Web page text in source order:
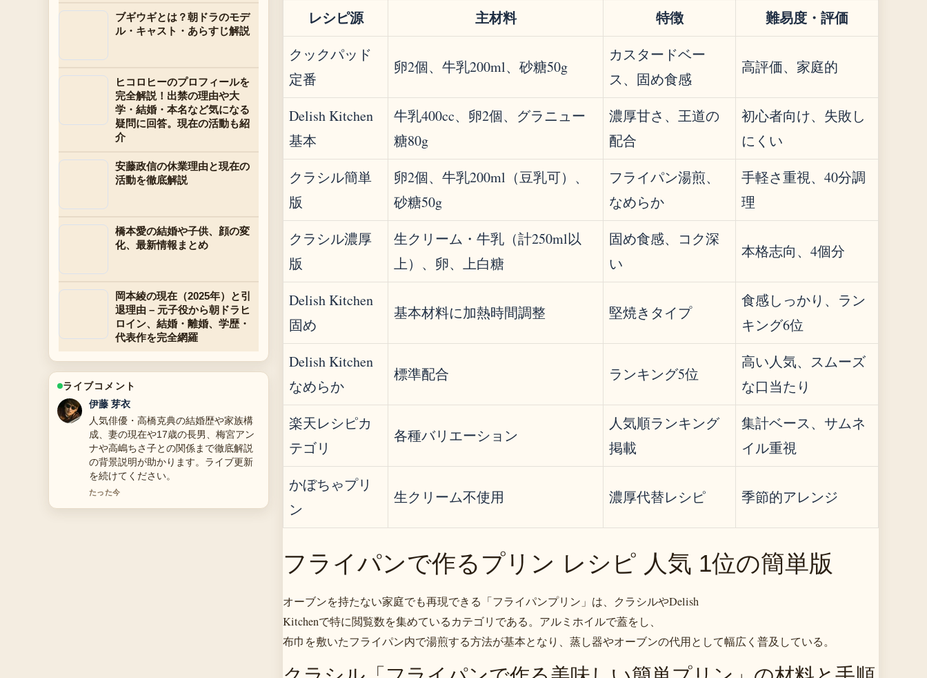
レシピ源 主材料 特徴 難易度・評価
クックパッド
定番
卵2個、牛乳200ml、砂糖50g
カスタードベー
ス、固め食感
高評価、家庭的
Delish Kitchen
基本
牛乳400cc、卵2個、グラニュー
糖80g
濃厚甘さ、王道の
配合
初心者向け、失敗し
にくい
クラシル簡単
版
卵2個、牛乳200ml（豆乳可）、
砂糖50g
フライパン湯煎、
なめらか
手軽さ重視、40分調
理
クラシル濃厚
版
生クリーム・牛乳（計250ml以
上）、卵、上白糖
固め食感、コク深
い
本格志向、4個分
Delish Kitchen
固め
基本材料に加熱時間調整 堅焼きタイプ
食感しっかり、ラン
キング6位
Delish Kitchen
なめらか
標準配合 ランキング5位
高い人気、スムーズ
な口当たり
楽天レシピカ
テゴリ
各種バリエーション
人気順ランキング
掲載
集計ベース、サムネ
イル重視
かぼちゃプリ
ン
生クリーム不使用 濃厚代替レシピ 季節的アレンジ
フライパンで作るプリン レシピ 人気 1位の簡単版
オーブンを持たない家庭でも再現できる「フライパンプリン」は、クラシルやDelish
Kitchenで特に閲覧数を集めているカテゴリである。アルミホイルで蓋をし、
布巾を敷いたフライパン内で湯煎する方法が基本となり、蒸し器やオーブンの代用として幅広く普及している。
ブギウギとは？朝ドラのモデ
ル・キャスト・あらすじ解説
ヒコロヒーのプロフィールを
完全解説！出禁の理由や大
学・結婚・本名など気になる
疑問に回答。現在の活動も紹
介
安藤政信の休業理由と現在の
活動を徹底解説
橋本愛の結婚や子供、顔の変
化、最新情報まとめ
岡本綾の現在（2025年）と引
退理由 – 元子役から朝ドラヒ
ロイン、結婚・離婚、学歴・
代表作を完全網羅
ライブコメント
鈴木 蒼
【2025年版】丸田佳奈のプロフィー
ル・経歴・結婚・年収を徹底解説！ミ
ス日本・現役産婦人科医タレント の報
道は丁寧で、流れを追いやすいです。
3 分前